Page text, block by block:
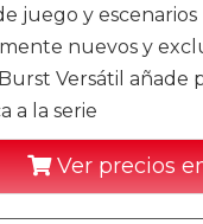
juego y escenarios
nuevos y
Versátil añade
a la serie
Ver precios